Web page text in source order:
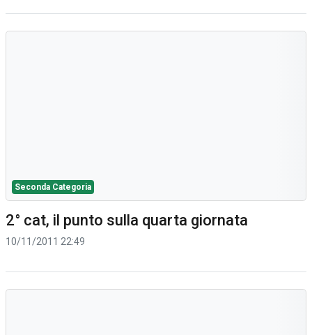
Seconda Categoria
2° cat, il punto sulla quarta giornata
10/11/2011 22:49